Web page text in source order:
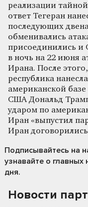
реализации
ответ Тегеран
последующих
обменивались
присоединились и
в ночь на 22 июня
Ирана. После
республика
американской
США Дональд
ударом по
Иран «выпустил
Иран
Подписывайтесь на
узнавайте о
дня.
Новости